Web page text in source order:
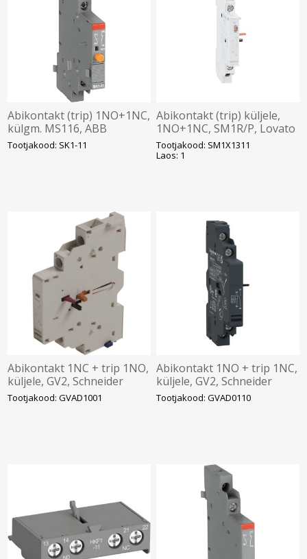
Abikontakt (trip) 1NO+1NC,
külgm. MS116, ABB
Tootjakood: SK1-11
Abikontakt (trip) küljele,
1NO+1NC, SM1R/P, Lovato
Tootjakood: SM1X1311
Laos: 1
Abikontakt 1NC + trip 1NO,
küljele, GV2, Schneider
Tootjakood: GVAD1001
Abikontakt 1NO + trip 1NC,
küljele, GV2, Schneider
Tootjakood: GVAD0110